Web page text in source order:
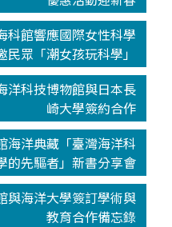
科館響應國際女性科學
民眾「潮女孩玩科學」
洋科技博物館與日本長
崎大學簽約合作
海洋典藏「臺灣海洋科
的先驅者」新書分享會
與海洋大學簽訂學術與
教育合作備忘錄